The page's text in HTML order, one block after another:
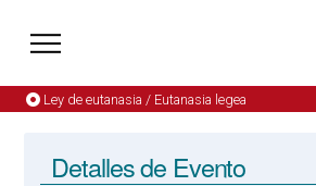
Ley de eutanasia / Eutanasia legea
Detalles de Evento